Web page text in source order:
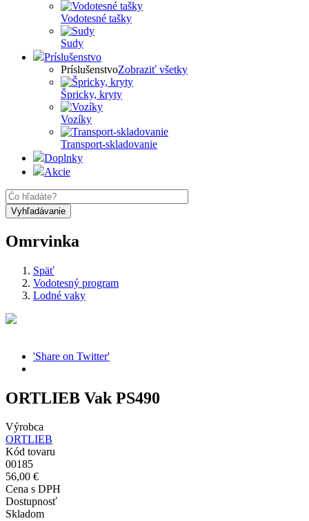
Vodotesné tašky
Sudy
Príslušenstvo
PríslušenstvoZobraziť všetky
Špricky, kryty
Vozíky
Transport-skladovanie
Doplnky
Akcie
Omrvinka
Späť
Vodotesný program
Lodné vaky
'Share on Twitter'
ORTLIEB Vak PS490
Výrobca
ORTLIEB
Kód tovaru
00185
56,00 €
Cena s DPH
Dostupnosť
Skladom